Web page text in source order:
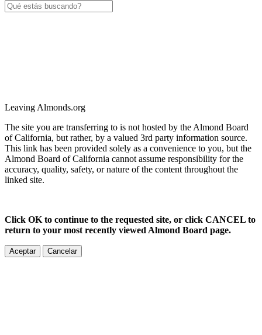
Leaving Almonds.org
The site you are transferring to is not hosted by the Almond Board
of California, but rather, by a valued 3rd party information source.
This link has been provided solely as a convenience to you, but the
Almond Board of California cannot assume responsibility for the
accuracy, quality, safety, or nature of the content throughout the
linked site.
Click OK to continue to the requested site, or click CANCEL to
return to your most recently viewed Almond Board page.
Aceptar Cancelar